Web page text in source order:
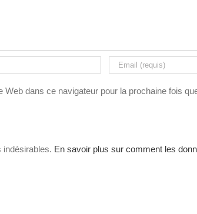
dans ce navigateur pour la prochaine fois
indésirables. En savoir plus sur comment les